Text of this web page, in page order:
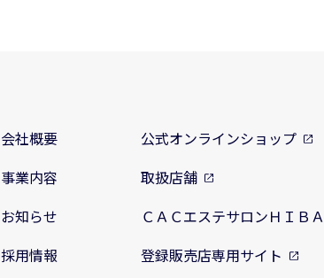
会社概要
事業内容
お知らせ
採用情報
公式オンラインショップ
取扱店舗
ＣＡＣエステサロンＨＩＢＡ
登録販売店専用サイト